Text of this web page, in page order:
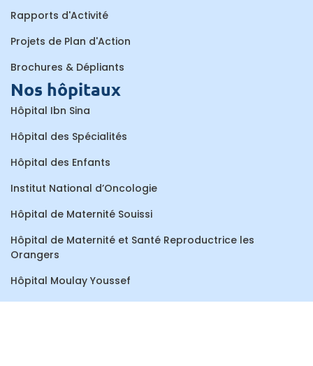
Rapports d'Activité
Projets de Plan d'Action
Brochures & Dépliants
Nos hôpitaux
Hôpital Ibn Sina
Hôpital des Spécialités
Hôpital des Enfants
Institut National d’Oncologie
Hôpital de Maternité Souissi
Hôpital de Maternité et Santé Reproductrice les
Orangers
Hôpital Moulay Youssef
Centre de Consultations et de Traitements Dentaires